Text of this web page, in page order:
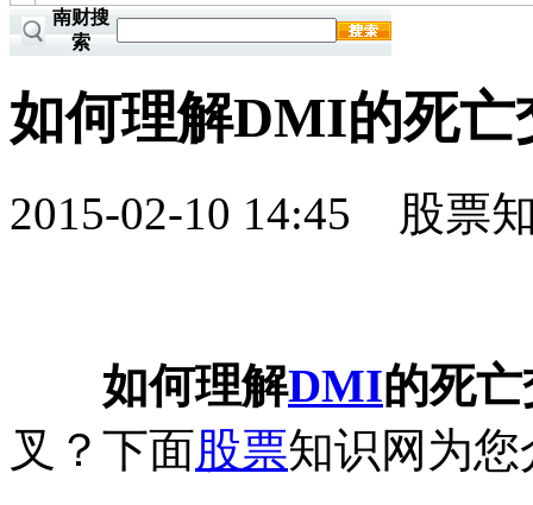
南财搜
索
如何理解DMI的死亡
2015-02-10 14:45 股票
如何理解DMI的死
叉？下面股票知识网为